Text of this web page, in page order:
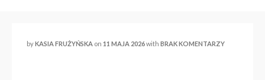
byKASIA FRUŻYŃSKA on 11 MAJA 2026with BRAK KOMENTARZY